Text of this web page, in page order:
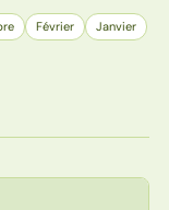
Février
Janvier